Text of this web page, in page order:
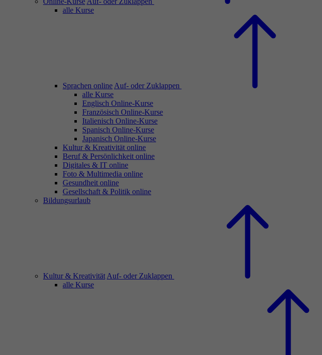
alle Kurse
Sprachen online Auf- oder Zuklappen
alle Kurse
Englisch Online-Kurse
Französisch Online-Kurse
Italienisch Online-Kurse
Spanisch Online-Kurse
Japanisch Online-Kurse
Kultur & Kreativität online
Beruf & Persönlichkeit online
Digitales & IT online
Foto & Multimedia online
Gesundheit online
Gesellschaft & Politik online
Bildungsurlaub
Kultur & Kreativität Auf- oder Zuklappen
alle Kurse